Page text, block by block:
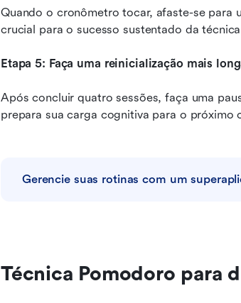
Quando o cronômetro tocar, afaste-se para
crucial para o sucesso sustentado da
Etapa 5: Faça uma reinicialização mais
Após concluir quatro sessões, faça uma
prepara sua carga cognitiva para o próximo
Gerencie suas rotinas com um
Técnica Pomodoro para